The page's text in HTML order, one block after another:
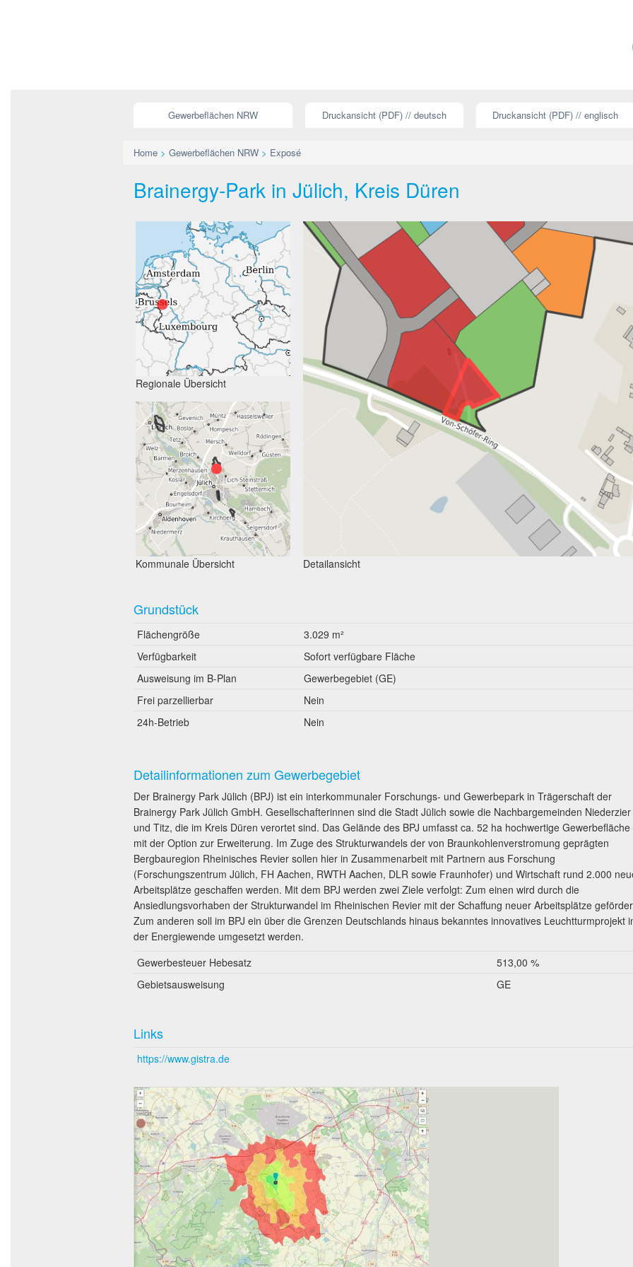
Gewerbeflächen NRW Druckansicht (PDF) // deutsch Druckansicht (PDF) // englisch
Home > Gewerbeflächen NRW > Exposé
Brainergy-Park in Jülich, Kreis Düren
Regionale Übersicht
Kommunale Übersicht Detailansicht
Grundstück
Flächengröße
3.029 m²
Verfügbarkeit
Sofort verfügbare Fläche
Ausweisung im B-Plan
Gewerbegebiet (GE)
Frei parzellierbar
Nein
24h-Betrieb
Nein
Detailinformationen zum Gewerbegebiet
Der Brainergy Park Jülich (BPJ) ist ein interkommunaler Forschungs- und Gewerbepark in Trägerschaft der
Brainergy Park Jülich GmbH. Gesellschafterinnen sind die Stadt Jülich sowie die Nachbargemeinden Niederzier
und Titz, die im Kreis Düren verortet sind. Das Gelände des BPJ umfasst ca. 52 ha hochwertige Gewerbefläche
mit der Option zur Erweiterung. Im Zuge des Strukturwandels der von Braunkohlenverstromung geprägten
Bergbauregion Rheinisches Revier sollen hier in Zusammenarbeit mit Partnern aus Forschung
(Forschungszentrum Jülich, FH Aachen, RWTH Aachen, DLR sowie Fraunhofer) und Wirtschaft rund 2.000
Arbeitsplätze geschaffen werden. Mit dem BPJ werden zwei Ziele verfolgt: Zum einen wird durch die
Ansiedlungsvorhaben der Strukturwandel im Rheinischen Revier mit der Schaffung neuer Arbeitsplätze
Zum anderen soll im BPJ ein über die Grenzen Deutschlands hinaus bekanntes innovatives Leuchtturmprojekt
der Energiewende umgesetzt werden.
Gewerbesteuer Hebesatz
513,00 %
Gebietsausweisung
GE
Links
https://www.gistra.de